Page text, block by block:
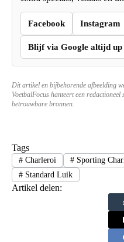
Facebook Instagram
Blijf via Google altijd up
Dit artikel en bijbehorende afbeelding
VoetbalFocus hanteert een
betrouwbare bronnen.
Tags
#Charleroi #Sporting
#Standard Luik
Artikel delen: